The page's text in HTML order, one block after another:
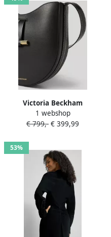
Victoria Beckham
Crossbodytas met logoprint
1 webshop
€ 799,- € 399,99
53%